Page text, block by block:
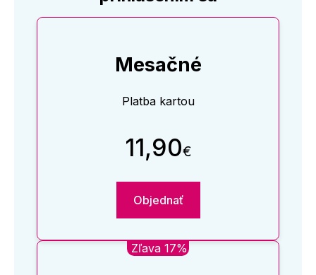
Mesačné
Platba kartou
11,90€
Objednať
Zľava 17%